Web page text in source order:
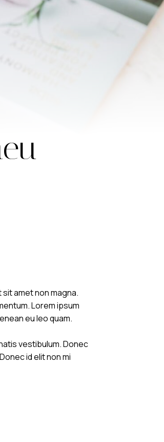
amet non magna.
Lorem ipsum
eu leo quam.
vestibulum. Donec
id elit non mi